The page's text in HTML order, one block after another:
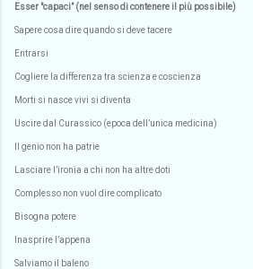
Esser "capaci” (nel senso di contenere il più possibile)
Sapere cosa dire quando si deve tacere
Entrarsi
Cogliere la differenza tra scienza e coscienza
Morti si nasce vivi si diventa
Uscire dal Curassico (epoca dell’unica medicina)
Il genio non ha patrie
Lasciare l’ironia a chi non ha altre doti
Complesso non vuol dire complicato
Bisogna potere
Inasprire l’appena
Salviamo il baleno